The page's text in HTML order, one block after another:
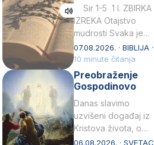
afričkim…
Sir 1-5 1 I. ZBIRKA
IZREKA Otajstvo
mudrosti Svaka je
mudrost od Gospoda
i s njime je dovijeka.2
Tko će…
07.08.2026. · BIBLIJA ·
10 minute čitanja
Preobraženje
Gospodinovo
Danas slavimo
uzvišeni događaj iz
Kristova života, o
kojem nas izvješćuju
06.08.2026. · SVETAC